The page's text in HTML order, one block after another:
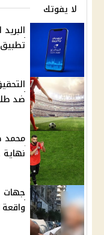
لا يفوتك
تطبيق Easy Pay بخدمات مالية رقمية
ضد
محمد
جهات